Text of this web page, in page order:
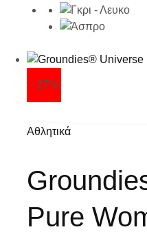
- 27%
Αθλητικά
Pure